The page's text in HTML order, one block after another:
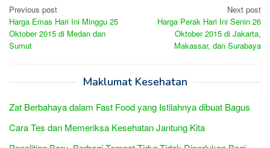
Post
navigation
Previous post
Harga Emas Hari Ini Minggu 25
Oktober 2015 di Medan dan
Sumut
Next post
Harga Perak Hari Ini Senin 26
Oktober 2015 di Jakarta,
Makassar, dan Surabaya
Maklumat Kesehatan
Zat Berbahaya dalam Fast Food yang Istilahnya dibuat Bagus
Cara Tes dan Memeriksa Kesehatan Jantung Kita